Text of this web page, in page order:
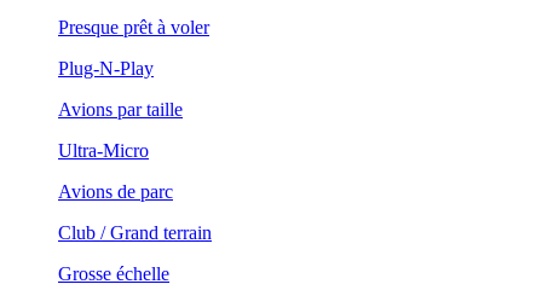
Presque prêt à voler
Plug-N-Play
Avions par taille
Ultra-Micro
Avions de parc
Club / Grand terrain
Grosse échelle